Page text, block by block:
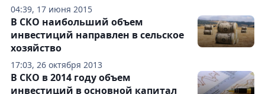
04:39, 17 июня 2015
17:03, 26 октября 2013
В СКО наибольший объем
инвестиций направлен в сельское
хозяйство
В СКО в 2014 году объем
инвестиций в основной капитал